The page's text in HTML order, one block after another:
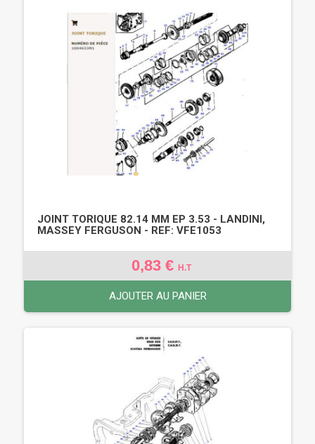
JOINT TORIQUE 82.14 MM EP 3.53 - LANDINI,
MASSEY FERGUSON - REF: VFE1053
0,83 € H.T
AJOUTER AU PANIER